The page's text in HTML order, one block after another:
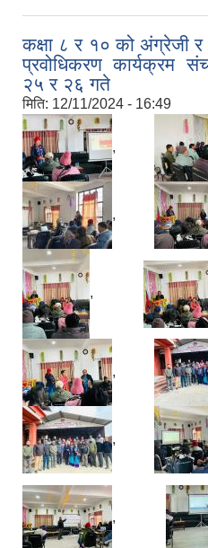
कक्षा ८ र १० को अंग्रेजी र
प्रवोधिकरण कार्यक्रम
२५ र २६ गते
मिति: 12/11/2024 - 16:49
,
,
,
,
,
,